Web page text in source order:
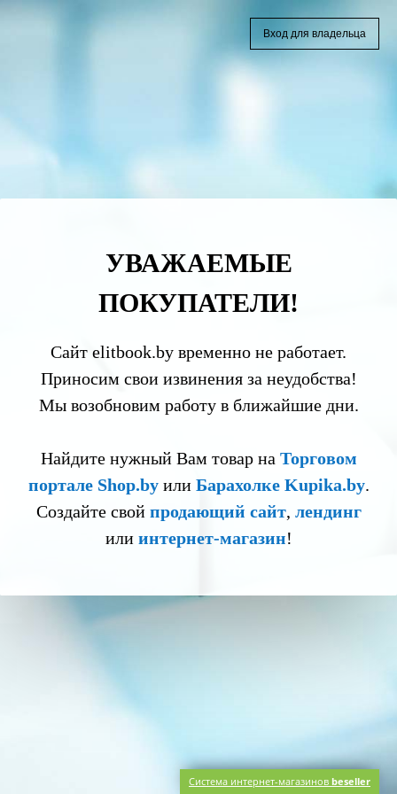
УВАЖАЕМЫЕ
ПОКУПАТЕЛИ!
Сайт elitbook.by временно не работает.
Приносим свои извинения за неудобства!
Мы возобновим работу в ближайшие дни.
Найдите нужный Вам товар на Торговом
портале Shop.byили Барахолке Kupika.by.
Создайте свой продающий сайт, лендинг
или интернет-магазин!
Вход для владельца
Система интернет-магазинов beseller